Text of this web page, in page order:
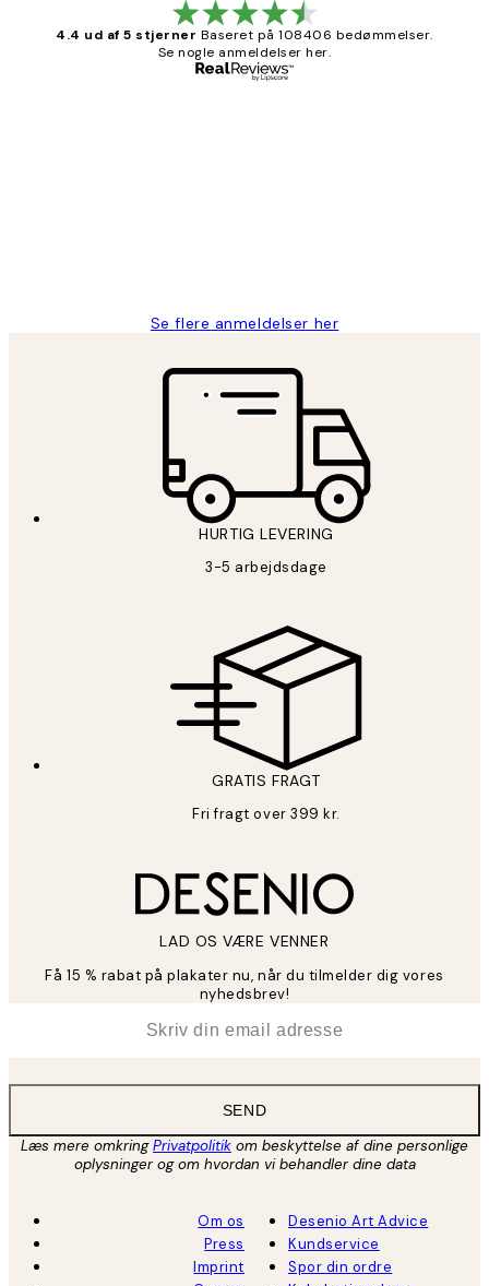
4.4 ud af 5 stjerner Baseret på 108406 bedømmelser.
Se nogle anmeldelser her.
Se flere anmeldelser her
HURTIG LEVERING
3-5 arbejdsdage
GRATIS FRAGT
Fri fragt over 399 kr.
LAD OS VÆRE VENNER
Få 15 % rabat på plakater nu, når du tilmelder dig vores
nyhedsbrev!
SEND
Læs mere omkringPrivatpolitik om beskyttelse af dine personlige
oplysninger og om hvordan vi behandler dine data
Om os
Press
Imprint
Desenio Art Advice
Kundservice
Spor din ordre